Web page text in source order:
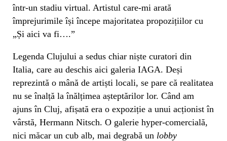
într-un stadiu virtual. Artistul care-mi arată
împrejurimile își începe majoritatea propozițiilor cu
„Și aici va fi….”
Legenda Clujului a sedus chiar niște curatori din
Italia, care au deschis aici galeria IAGA. Deși
reprezintă o mână de artiști locali, se pare că realitatea
nu se înalță la înălțimea așteptărilor lor. Când am
ajuns în Cluj, afișată era o expoziție a unui acționist în
vârstă, Hermann Nitsch. O galerie hyper-comercială,
nici măcar un cub alb, mai degrabă un lobby